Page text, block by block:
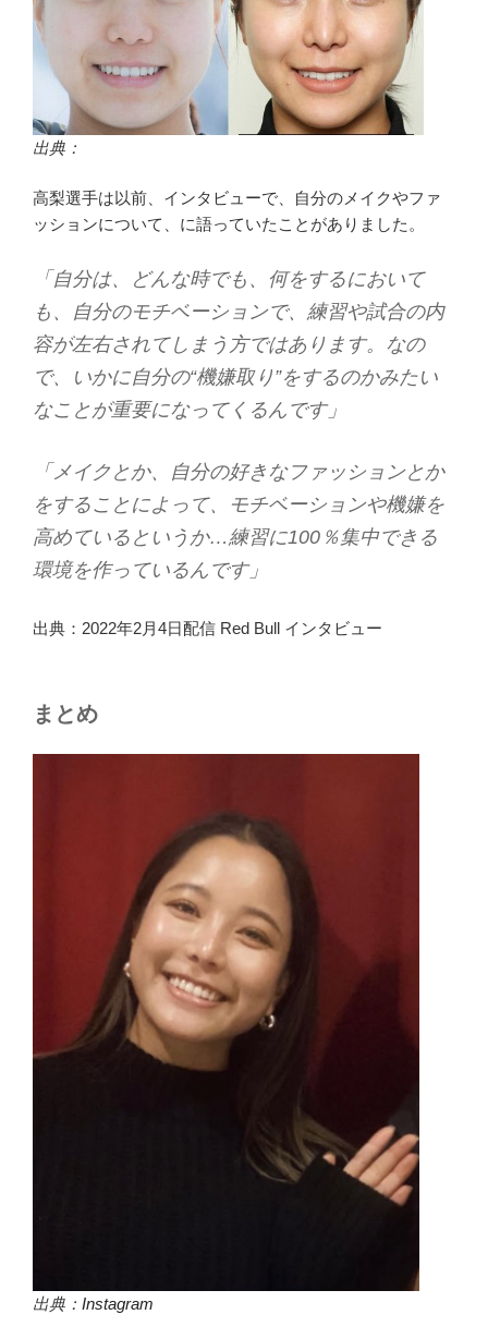
出典：
高梨選手は以前、インタビューで、自分のメイクやファ
ッションについて、に語っていたことがありました。
「自分は、どんな時でも、何をするにおいて
も、自分のモチベーションで、練習や試合の内
容が左右されてしまう方ではあります。なの
で、いかに自分の“機嫌取り”をするのかみたい
なことが重要になってくるんです」
「メイクとか、自分の好きなファッションとか
をすることによって、モチベーションや機嫌を
高めているというか…練習に100％集中できる
環境を作っているんです」
出典：2022年2月4日配信 Red Bull インタビュー
まとめ
出典： Instagram